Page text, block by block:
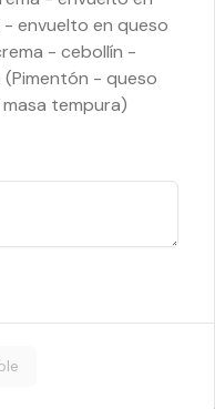
- palta - cebollín
envuelto en queso
- cebollín -
(Pimentón - queso
tempura)